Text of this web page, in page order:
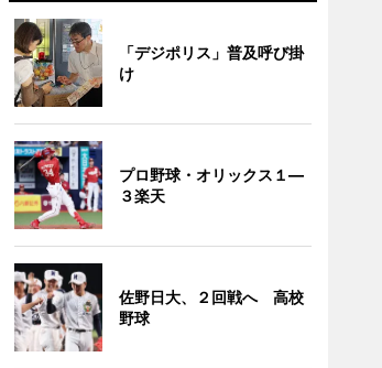
「デジポリス」普及呼び掛
け
プロ野球・オリックス１―
３楽天
佐野日大、２回戦へ 高校
野球